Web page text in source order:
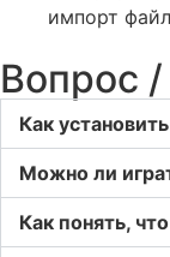
импорт
Вопрос
Как
Можно ли
Как понять,